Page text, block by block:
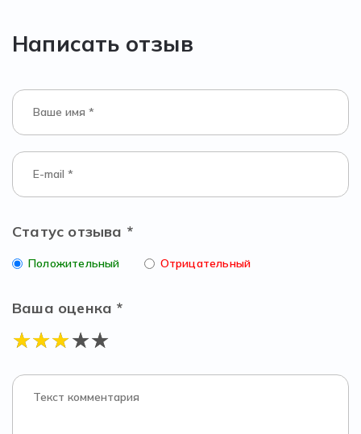
Написать отзыв
Статус отзыва *
Положительный Отрицательный
Ваша оценка *